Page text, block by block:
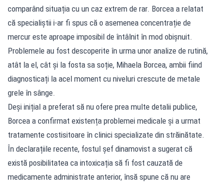
comparând situația cu un caz extrem de rar. Borcea a relatat
că specialiștii i-ar fi spus că o asemenea concentrație de
mercur este aproape imposibil de întâlnit în mod obișnuit.
Problemele au fost descoperite în urma unor analize de rutină,
atât la el, cât și la fosta sa soție, Mihaela Borcea, ambii fiind
diagnosticați la acel moment cu niveluri crescute de metale
grele în sânge.
Deși inițial a preferat să nu ofere prea multe detalii publice,
Borcea a confirmat existența problemei medicale și a urmat
tratamente costisitoare în clinici specializate din străinătate.
În declarațiile recente, fostul șef dinamovist a sugerat că
există posibilitatea ca intoxicația să fi fost cauzată de
medicamente administrate anterior, însă spune că nu are